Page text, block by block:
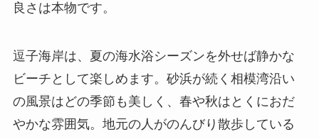
良さは本物です。
逗子海岸は、夏の海水浴シーズンを外せば静かな
ビーチとして楽しめます。砂浜が続く相模湾沿い
の風景はどの季節も美しく、春や秋はとくにおだ
やかな雰囲気。地元の人がのんびり散歩している